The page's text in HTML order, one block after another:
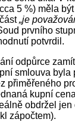
5 %) měla
„je
prvního
potvrdil.
odpůrce
smlouva byla
přiměřeného
kupní
obdržel jen
zápočtem).